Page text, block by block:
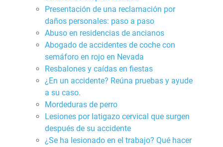
Presentación de una reclamación por
daños personales: paso a paso
Abuso en residencias de ancianos
Abogado de accidentes de coche con
semáforo en rojo en Nevada
Resbalones y caídas en fiestas
¿En un accidente? Reúna pruebas y ayude
a su caso.
Mordeduras de perro
Lesiones por latigazo cervical que surgen
después de su accidente
¿Se ha lesionado en el trabajo? Qué hacer